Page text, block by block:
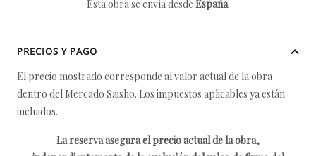
Esta obra se envía desde España.
PRECIOS Y PAGO
El precio mostrado corresponde al valor actual de la obra
dentro del Mercado Saisho. Los impuestos aplicables ya están
incluidos.
La reserva asegura el precio actual de la obra,